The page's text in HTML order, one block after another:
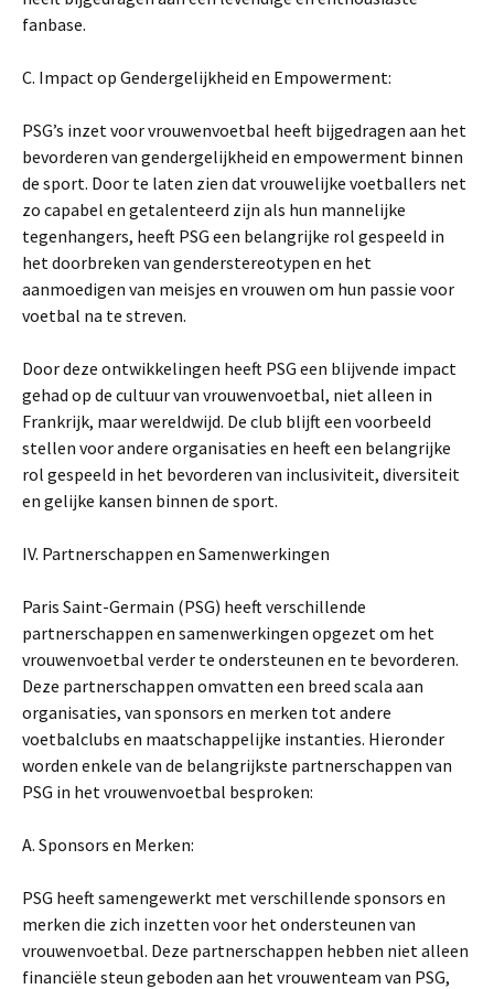
fanbase.
C. Impact op Gendergelijkheid en Empowerment:
PSG’s inzet voor vrouwenvoetbal heeft bijgedragen aan het
bevorderen van gendergelijkheid en empowerment binnen
de sport. Door te laten zien dat vrouwelijke voetballers net
zo capabel en getalenteerd zijn als hun mannelijke
tegenhangers, heeft PSG een belangrijke rol gespeeld in
het doorbreken van genderstereotypen en het
aanmoedigen van meisjes en vrouwen om hun passie voor
voetbal na te streven.
Door deze ontwikkelingen heeft PSG een blijvende impact
gehad op de cultuur van vrouwenvoetbal, niet alleen in
Frankrijk, maar wereldwijd. De club blijft een voorbeeld
stellen voor andere organisaties en heeft een belangrijke
rol gespeeld in het bevorderen van inclusiviteit, diversiteit
en gelijke kansen binnen de sport.
IV. Partnerschappen en Samenwerkingen
Paris Saint-Germain (PSG) heeft verschillende
partnerschappen en samenwerkingen opgezet om het
vrouwenvoetbal verder te ondersteunen en te bevorderen.
Deze partnerschappen omvatten een breed scala aan
organisaties, van sponsors en merken tot andere
voetbalclubs en maatschappelijke instanties. Hieronder
worden enkele van de belangrijkste partnerschappen van
PSG in het vrouwenvoetbal besproken:
A. Sponsors en Merken:
PSG heeft samengewerkt met verschillende sponsors en
merken die zich inzetten voor het ondersteunen van
vrouwenvoetbal. Deze partnerschappen hebben niet alleen
financiële steun geboden aan het vrouwenteam van PSG,